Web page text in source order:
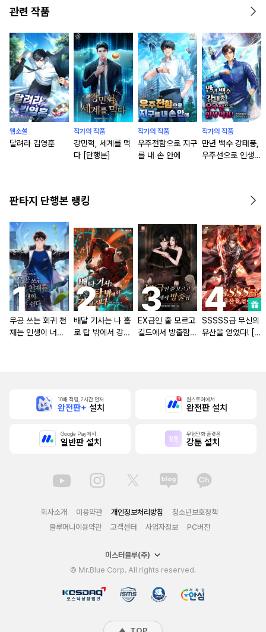
관련 작품
웹소설
달려라 김영훈
작가의 작품
강민혁, 세계를 먹
다 [단행본]
작가의 작품
우주전함으로 지구
를 내 손 안에
작가의 작품
만년 백수 강태풍,
우주선으로 인생
판타지 단행본 랭킹
무공 쓰는 회귀 천
재는 인생이 너무
배달 기사는 나 홀
로 탑 밖에서 강해
EX급인 줄 모르고
길드에서 방출함
SSSSS급 무신의
유산을 얻었다! [단
10배 적립, 2시간 먼저
완전판+ 설치
원스토어에서
완전판 설치
Google Play에서
일반판 설치
무협만화 플랫폼
강툰 설치
회사소개 이용약관 개인정보처리방침
청소년보호정책
블루머니이용약관
고객센터 사업자정보 PC버전
미스터블루(주)
© Mr.Blue Corp. All rights reserved.
TOP